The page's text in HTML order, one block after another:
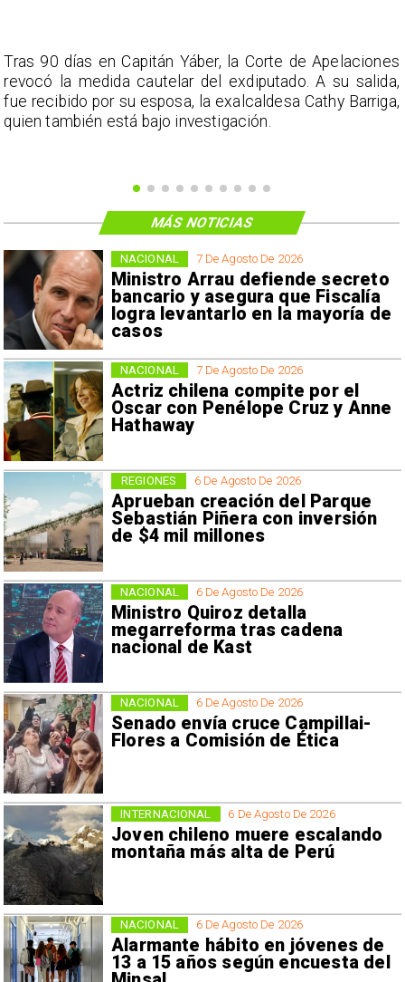
Tras 90 días en Capitán Yáber, la Corte de Apelaciones
revocó la medida cautelar del exdiputado. A su salida,
fue recibido por su esposa, la exalcaldesa Cathy Barriga,
quien también está bajo investigación.
7 De Agosto De 2026
Ministro Arrau defiende secreto
bancario y asegura que Fiscalía
logra levantarlo en la mayoría de
casos
NACIONAL
7 De Agosto De 2026
Actriz chilena compite por el
Oscar con Penélope Cruz y Anne
Hathaway
NACIONAL
6 De Agosto De 2026
Aprueban creación del Parque
Sebastián Piñera con inversión
de $4 mil millones
REGIONES
6 De Agosto De 2026
Ministro Quiroz detalla
megarreforma tras cadena
nacional de Kast
NACIONAL
6 De Agosto De 2026
Senado envía cruce Campillai-
Flores a Comisión de Ética
NACIONAL
6 De Agosto De 2026
Joven chileno muere escalando
montaña más alta de Perú
INTERNACIONAL
6 De Agosto De 2026
Alarmante hábito en jóvenes de
13 a 15 años según encuesta del
NACIONAL
MÁS NOTICIAS